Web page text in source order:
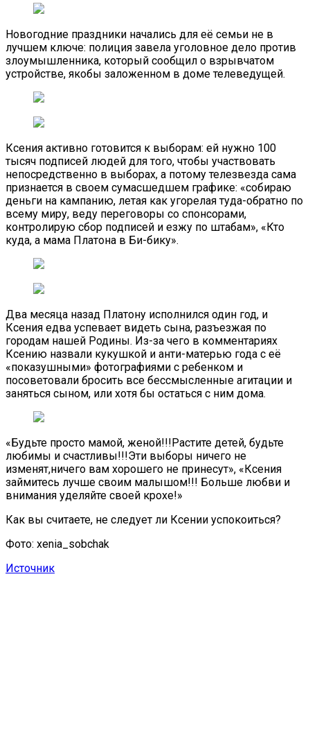
Новогодние праздники начались для её семьи не в
лучшем ключе: полиция завела уголовное дело против
злоумышленника, который сообщил о взрывчатом
устройстве, якобы заложенном в доме телеведущей.
Ксения активно готовится к выборам: ей нужно 100
тысяч подписей людей для того, чтобы участвовать
непосредственно в выборах, а потому телезвезда сама
признается в своем сумасшедшем графике: «собираю
деньги на кампанию, летая как угорелая туда-обратно по
всему миру, веду переговоры со спонсорами,
контролирую сбор подписей и езжу по штабам», «Кто
куда, а мама Платона в Би-бику».
Два месяца назад Платону исполнился один год, и
Ксения едва успевает видеть сына, разъезжая по
городам нашей Родины. Из-за чего в комментариях
Ксению назвали кукушкой и анти-матерью года с её
«показушными» фотографиями с ребенком и
посоветовали бросить все бессмысленные агитации и
заняться сыном, или хотя бы остаться с ним дома.
«Будьте просто мамой, женой!!!Растите детей, будьте
любимы и счастливы!!!Эти выборы ничего не
изменят,ничего вам хорошего не принесут», «Ксения
займитесь лучше своим малышом!!! Больше любви и
внимания уделяйте своей крохе!»
Как вы считаете, не следует ли Ксении успокоиться?
Фото: xenia_sobchak
Источник